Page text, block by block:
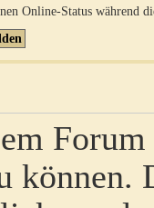
Online-Status während